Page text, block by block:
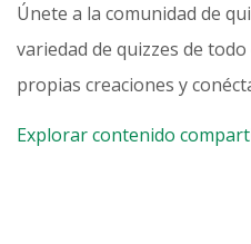
Únete a la comunidad de
variedad de quizzes de
propias creaciones y
Explorar contenido